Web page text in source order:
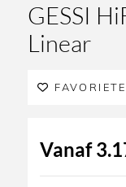
GESSI
Linear
Vanaf